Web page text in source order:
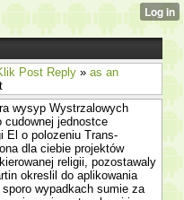
Post Reply » as an
wysyp Wystrzalowych
cudownej jednostce
El o polozeniu Trans­
dla ciebie projektów
religii, pozostawaly
okreslil do aplikowania
wypadkach sumie za